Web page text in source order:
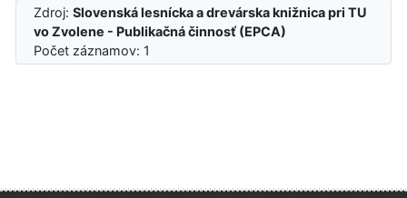
Zdroj:Slovenská lesnícka a drevárska knižnica pri TU
vo Zvolene - Publikačná činnosť (EPCA)
Počet záznamov: 1